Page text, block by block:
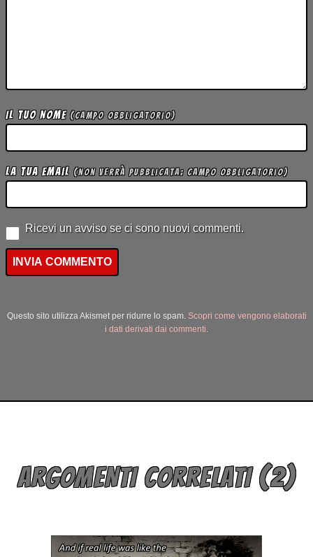
Il tuo Nome (campo obbligatorio)
La tua Email (non verrà pubblicata; campo obbligatorio)
Ricevi un avviso se ci sono nuovi commenti.
Questo sito utilizza Akismet per ridurre lo spam. Scopri come vengono elaborati
i dati derivati dai commenti.
ARGOMENTI CORRELATI (2)